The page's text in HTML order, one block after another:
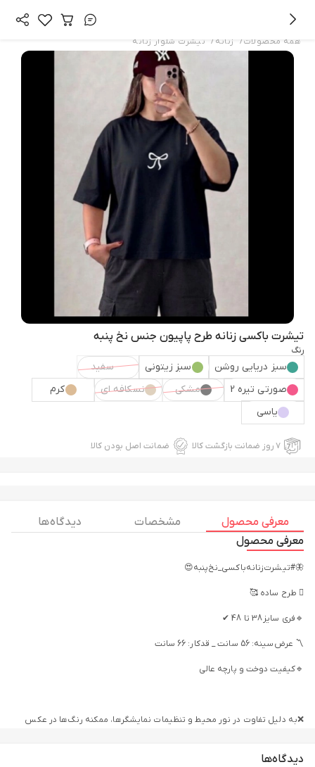
همه محصولات/ زنانه / تیشرت شلوار زنانه
تیشرت باکسی زنانه طرح پاپیون جنس نخ پنبه
رنگ
سبز دریایی روشن سبز زیتونی
سفید
صورتی تیره 2
مشکی نسکافه ای
کرم
یاسی
۷ روز ضمانت بازگشت کالا ضمانت اصل بودن کالا
معرفی محصول مشخصات
دیدگاه ها
معرفی محصول
🦋#تیشرت‌‌‌زنانه‌باکسی_نخ‌پنبه😍
🫟 طرح ساده 🥰
🔹️فری سایز 38 تا 48 ✔
〽️ عرض‌سینه: 56 سانت _ قدکار: 66 سانت
🔹️کیفیت دوخت و پارچه عالی
❌به دلیل تفاوت در نور محیط و تنظیمات نمایشگرها، ممکنه رنگ‌ها در عکس
دیدگاه‌ها